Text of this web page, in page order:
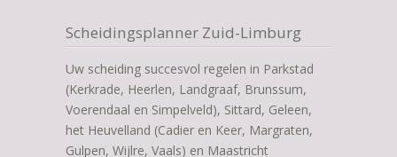
Scheidingsplanner Zuid-Limburg
Uw scheiding succesvol regelen in Parkstad
(Kerkrade, Heerlen, Landgraaf, Brunssum,
Voerendaal en Simpelveld), Sittard, Geleen,
het Heuvelland (Cadier en Keer, Margraten,
Gulpen, Wijlre, Vaals) en Maastricht